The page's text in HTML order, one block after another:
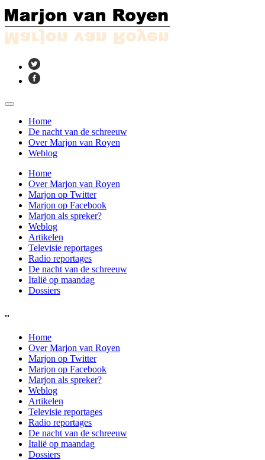
Home
De nacht van de schreeuw
Over Marjon van Royen
Weblog
Home
Over Marjon van Royen
Marjon op Twitter
Marjon op Facebook
Marjon als spreker?
Weblog
Artikelen
Televisie reportages
Radio reportages
De nacht van de schreeuw
Italië op maandag
Dossiers
..
Home
Over Marjon van Royen
Marjon op Twitter
Marjon op Facebook
Marjon als spreker?
Weblog
Artikelen
Televisie reportages
Radio reportages
De nacht van de schreeuw
Italië op maandag
Dossiers